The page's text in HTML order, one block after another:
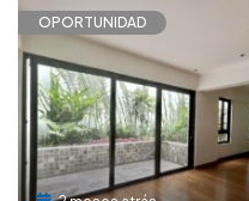
OPORTUNIDAD